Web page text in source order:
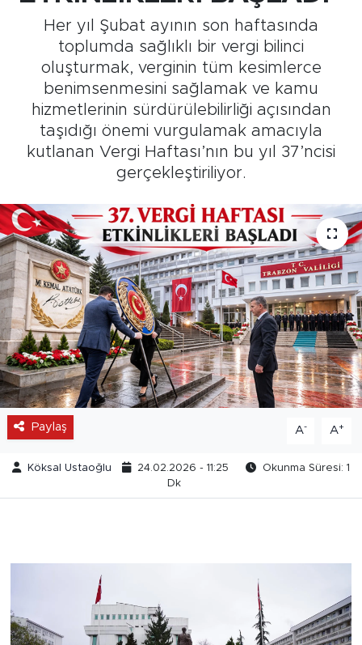
Her yıl Şubat ayının son haftasında
toplumda sağlıklı bir vergi bilinci
oluşturmak, verginin tüm kesimlerce
benimsenmesini sağlamak ve kamu
hizmetlerinin sürdürülebilirliği açısından
taşıdığı önemi vurgulamak amacıyla
kutlanan Vergi Haftası’nın bu yıl 37’ncisi
gerçekleştiriliyor.
Paylaş A- A+
Köksal Ustaoğlu 24.02.2026 - 11:25
Okunma Süresi: 1
Dk
Medya
Sağlık
Siyaset
Teknoloji
Foto Galeri
Köşe Yazarları
Manşet
Ulusal Son Dakika Haberleri